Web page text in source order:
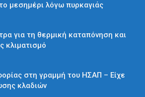
μεσημέρι λόγω πυρκαγιάς
για τη θερμική καταπόνηση και
κλιματισμό
στη γραμμή του ΗΣΑΠ – Είχε
κλαδιών